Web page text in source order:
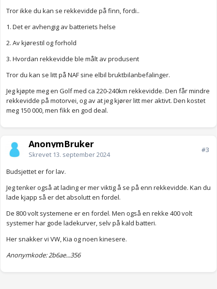
Tror ikke du kan se rekkevidde på finn, fordi..
1. Det er avhengig av batteriets helse
2. Av kjørestil og forhold
3. Hvordan rekkevidde ble målt av produsent
Tror du kan se litt på NAF sine elbil bruktbilanbefalinger.
Jeg kjøpte meg en Golf med ca 220-240km rekkevidde. Den får mindre
rekkevidde på motorvei, og av at jeg kjører litt mer aktivt. Den kostet
meg 150 000, men fikk en god deal.
AnonymBruker
Skrevet 13. september 2024
#3
Budsjettet er for lav.
Jeg tenker også at lading er mer viktig å se på enn rekkevidde. Kan du
lade kjapp så er det absolutt en fordel.
De 800 volt systemene er en fordel. Men også en rekke 400 volt
systemer har gode ladekurver, selv på kald batteri.
Her snakker vi VW, Kia og noen kinesere.
Anonymkode: 2b6ae...356